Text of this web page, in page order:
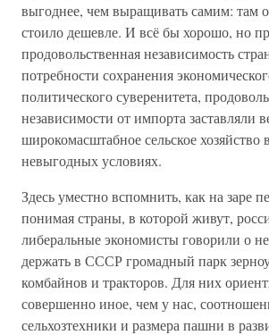
выгоднее, чем выращивать самим: там
стоило дешевле. И всё бы хорошо, но
продовольственная независимость
потребности сохранения
политического суверенитета,
независимости от импорта заставляли
широкомасштабное сельское
невыгодных условиях.
Здесь уместно вспомнить, как на заре
понимая страны, в которой живут,
либеральные экономисты говорили о
держать в СССР громадный парк
комбайнов и тракторов. Для них
совершенно иное, чем у нас,
сельхозтехники и размера пашни в